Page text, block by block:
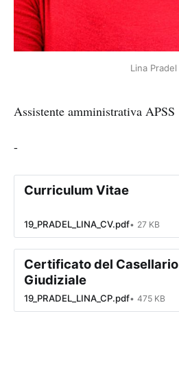
Lina Pradel
Assistente amministrativa APSS
-
Curriculum Vitae
19_PRADEL_LINA_CV.pdf 27 KB
Certificato del Casellario
Giudiziale
19_PRADEL_LINA_CP.pdf 475 KB